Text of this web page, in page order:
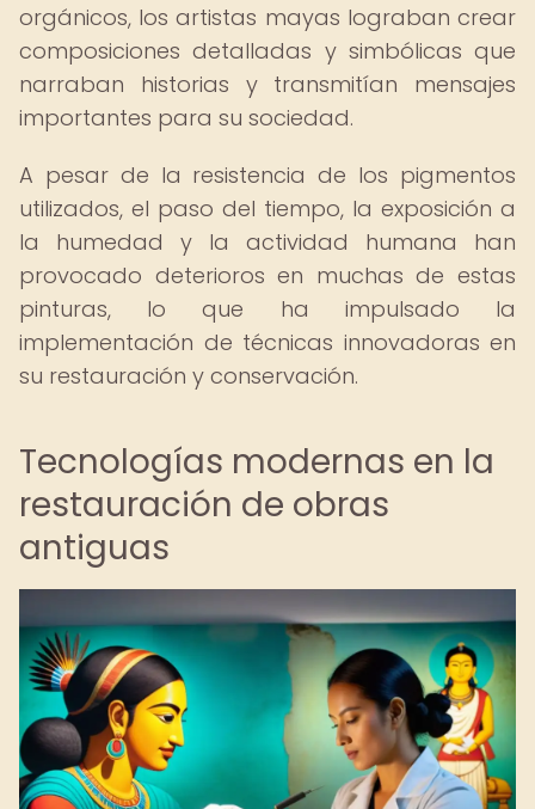
orgánicos, los artistas mayas lograban crear
composiciones detalladas y simbólicas que
narraban historias y transmitían mensajes
importantes para su sociedad.
A pesar de la resistencia de los pigmentos
utilizados, el paso del tiempo, la exposición a
la humedad y la actividad humana han
provocado deterioros en muchas de estas
pinturas, lo que ha impulsado la
implementación de técnicas innovadoras en
su restauración y conservación.
Tecnologías modernas en la
restauración de obras
antiguas